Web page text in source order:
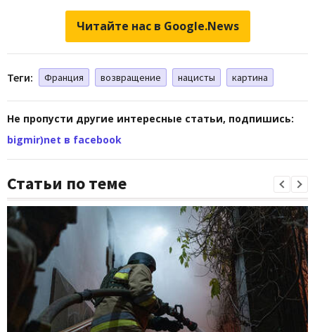
Читайте нас в Google.News
Теги: Франция возвращение нацисты картина
Не пропусти другие интересные статьи, подпишись:
bigmir)net в facebook
Статьи по теме